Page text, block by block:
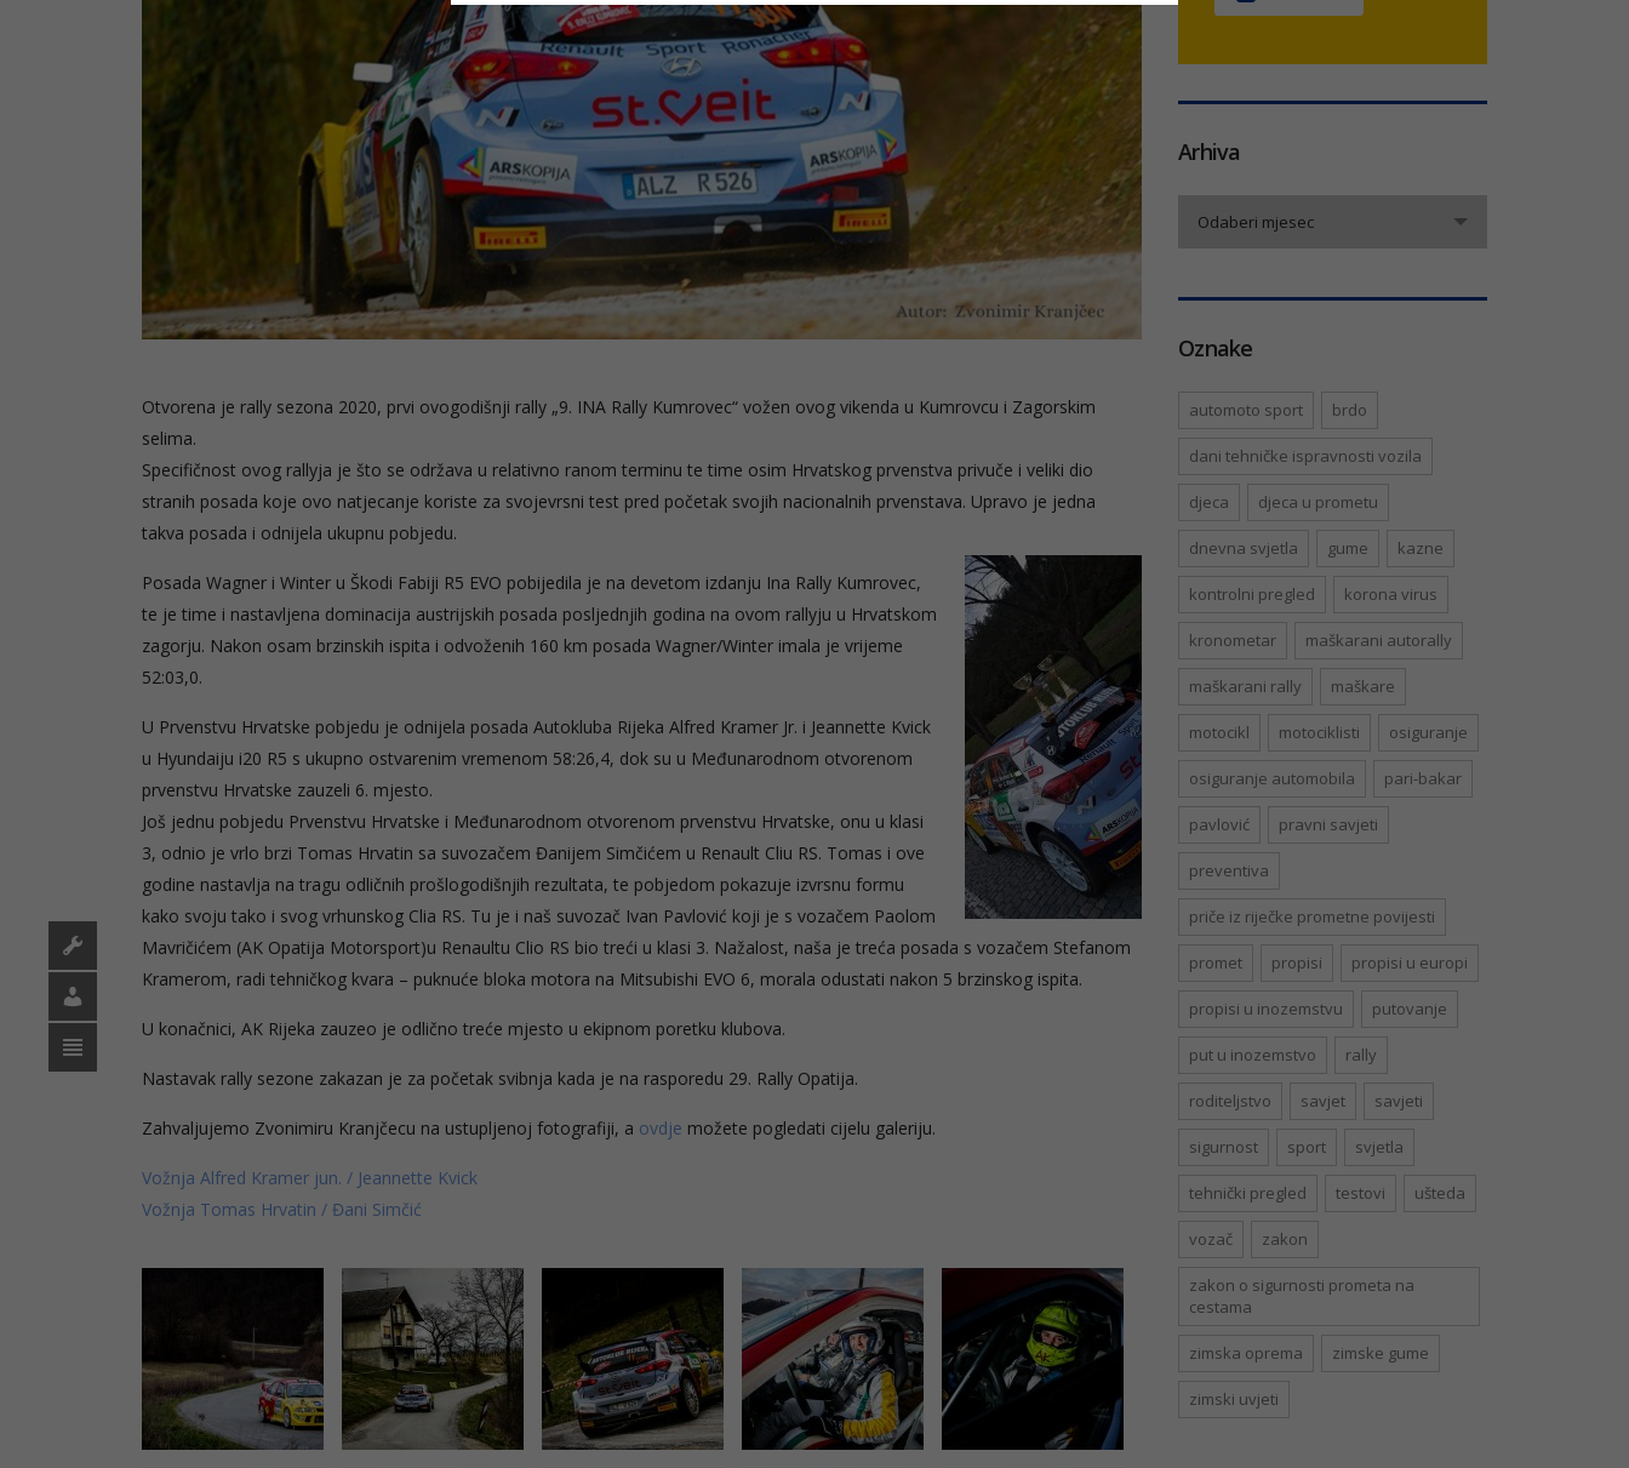
Otvorena je rally sezona 2020, prvi ovogodišnji rally „9. INA Rally Kumrovec“ vožen ovog vikenda u Kumrovcu i Zagorskim
selima.
Specifičnost ovog rallyja je što se održava u relativno ranom terminu te time osim Hrvatskog prvenstva privuče i veliki dio
stranih posada koje ovo natjecanje koriste za svojevrsni test pred početak svojih nacionalnih prvenstava. Upravo je jedna
takva posada i odnijela ukupnu pobjedu.
Posada Wagner i Winter u Škodi Fabiji R5 EVO pobijedila je na devetom izdanju Ina Rally Kumrovec,
te je time i nastavljena dominacija austrijskih posada posljednjih godina na ovom rallyju u Hrvatskom
zagorju. Nakon osam brzinskih ispita i odvoženih 160 km posada Wagner/Winter imala je vrijeme
52:03,0.
U Prvenstvu Hrvatske pobjedu je odnijela posada Autokluba Rijeka Alfred Kramer Jr. i Jeannette Kvick
u Hyundaiju i20 R5 s ukupno ostvarenim vremenom 58:26,4, dok su u Međunarodnom otvorenom
prvenstvu Hrvatske zauzeli 6. mjesto.
Još jednu pobjedu Prvenstvu Hrvatske i Međunarodnom otvorenom prvenstvu Hrvatske, onu u klasi
3, odnio je vrlo brzi Tomas Hrvatin sa suvozačem Đanijem Simčićem u Renault Cliu RS. Tomas i ove
godine nastavlja na tragu odličnih prošlogodišnjih rezultata, te pobjedom pokazuje izvrsnu formu
kako svoju tako i svog vrhunskog Clia RS. Tu je i naš suvozač Ivan Pavlović koji je s vozačem Paolom
Mavričićem (AK Opatija Motorsport)u Renaultu Clio RS bio treći u klasi 3. Nažalost, naša je treća posada s vozačem Stefanom
Kramerom, radi tehničkog kvara – puknuće bloka motora na Mitsubishi EVO 6, morala odustati nakon 5 brzinskog ispita.
U konačnici, AK Rijeka zauzeo je odlično treće mjesto u ekipnom poretku klubova.
Nastavak rally sezone zakazan je za početak svibnja kada je na rasporedu 29. Rally Opatija.
Zahvaljujemo Zvonimiru Kranjčecu na ustupljenoj fotografiji, a ovdje možete pogledati cijelu galeriju.
Vožnja Alfred Kramer jun. / Jeannette Kvick
Vožnja Tomas Hrvatin / Đani Simčić
Arhiva
Odaberi mjesec
Oznake
automoto sport brdo
dani tehničke ispravnosti vozila
djeca djeca u prometu
dnevna svjetla gume kazne
kontrolni pregled korona virus
kronometar maškarani autorally
maškarani rally maškare
motocikl motociklisti osiguranje
osiguranje automobila pari-bakar
pavlović pravni savjeti
preventiva
priče iz riječke prometne povijesti
promet propisi propisi u europi
propisi u inozemstvu putovanje
put u inozemstvo rally
roditeljstvo savjet savjeti
sigurnost sport svjetla
tehnički pregled testovi ušteda
vozač zakon
zakon o sigurnosti prometa na
cestama
zimska oprema zimske gume
zimski uvjeti